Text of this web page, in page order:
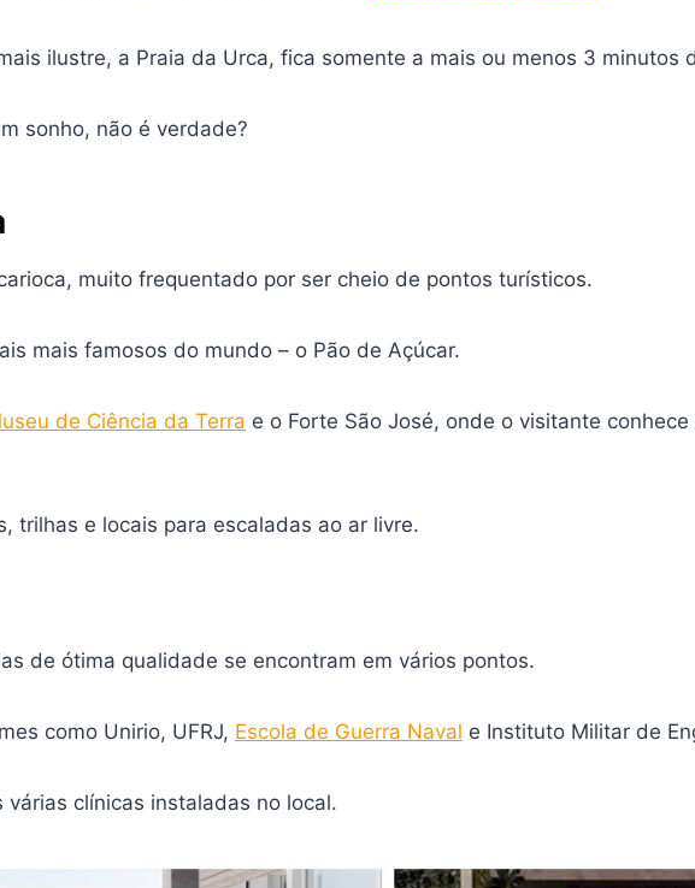
ilustre, a Praia da Urca, fica somente a mais ou menos 3 minutos
sonho, não é verdade?
muito frequentado por ser cheio de pontos turísticos.
mais famosos do mundo – o Pão de Açúcar.
de Ciência da Terra e o Forte São José, onde o visitante
trilhas e locais para escaladas ao ar livre.
de ótima qualidade se encontram em vários pontos.
como Unirio, UFRJ, Escola de Guerra Naval e Instituto Militar de
clínicas instaladas no local.